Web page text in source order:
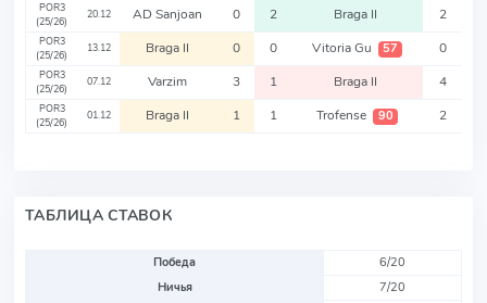
POR3
(25/26)
20.12 AD Sanjoan 0 2 Braga II 2
POR3
(25/26)
13.12 Braga II 0 0 Vitoria Gu 57 0
POR3
(25/26)
07.12 Varzim 3 1 Braga II 4
POR3
(25/26)
01.12 Braga II 1 1 Trofense 90 2
ТАБЛИЦА СТАВОК
Победа
6/20
Ничья
7/20